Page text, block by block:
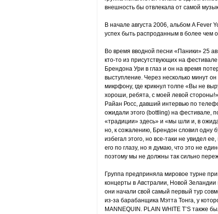
внешность бы отвлекала от самой
В начале августа 2006, альбом A Fever
успех быть распроданным в более чем
Во время вводной песни «Паники» 25
кто-то из присутствующих на
Брендона Ури в глаз и он на время
выступление. Через несколько минут
микрфону, где крикнул толпе «Вы не
хороши, ребята, с моей левой
Райан Росс, давший интервью по
ожидали этого (bottling) на фестивале,
«традиции» здесь» и «мы шли и, в
но, к сожалению, Брендон словил одну
избегал этого, но все-таки не увидел
его по глазу, но я думаю, что это не
поэтому мы не должны так сильно
Группа предприняла мировое турне
концерты в Австралии, Новой
они начали свой самый первый тур
из-за барабанщика Мэтта Тонга, у
MANNEQUIN. PLAIN WHITE T’S также